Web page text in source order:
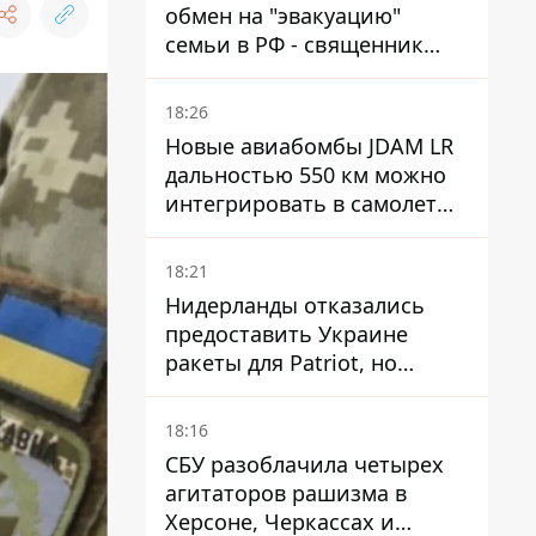
обмен на "эвакуацию"
семьи в РФ - священник
УПЦ МП получил 15 лет
тюрьмы
18:26
Новые авиабомбы JDAM LR
дальностью 550 км можно
интегрировать в самолеты
ВСУ, но есть нюансы.
18:21
Нидерланды отказались
предоставить Украине
ракеты для Patriot, но
готовы помочь иначе
18:16
СБУ разоблачила четырех
агитаторов рашизма в
Херсоне, Черкассах и